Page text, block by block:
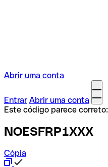
Abrir uma conta
Entrar Abrir uma conta
Este código parece correto:
NOESFRP1XXX
Cópia